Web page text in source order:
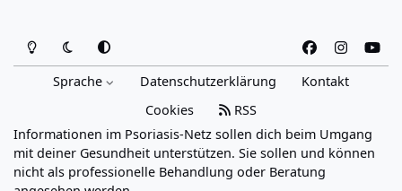
Heller ModusDunkler Modus
Systemeinstellung
a
b
o
o
n
s
a
g
o
u
b
Sprache Datenschutzerklärung
Kontakt
Cookies
RSS
Informationen im Psoriasis-Netz sollen dich beim Umgang
mit deiner Gesundheit unterstützen. Sie sollen und können
nicht als professionelle Behandlung oder Beratung